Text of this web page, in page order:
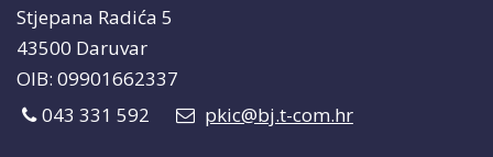
Stjepana Radića 5
43500 Daruvar
OIB: 09901662337
043 331 592
pkic@bj.t-com.hr